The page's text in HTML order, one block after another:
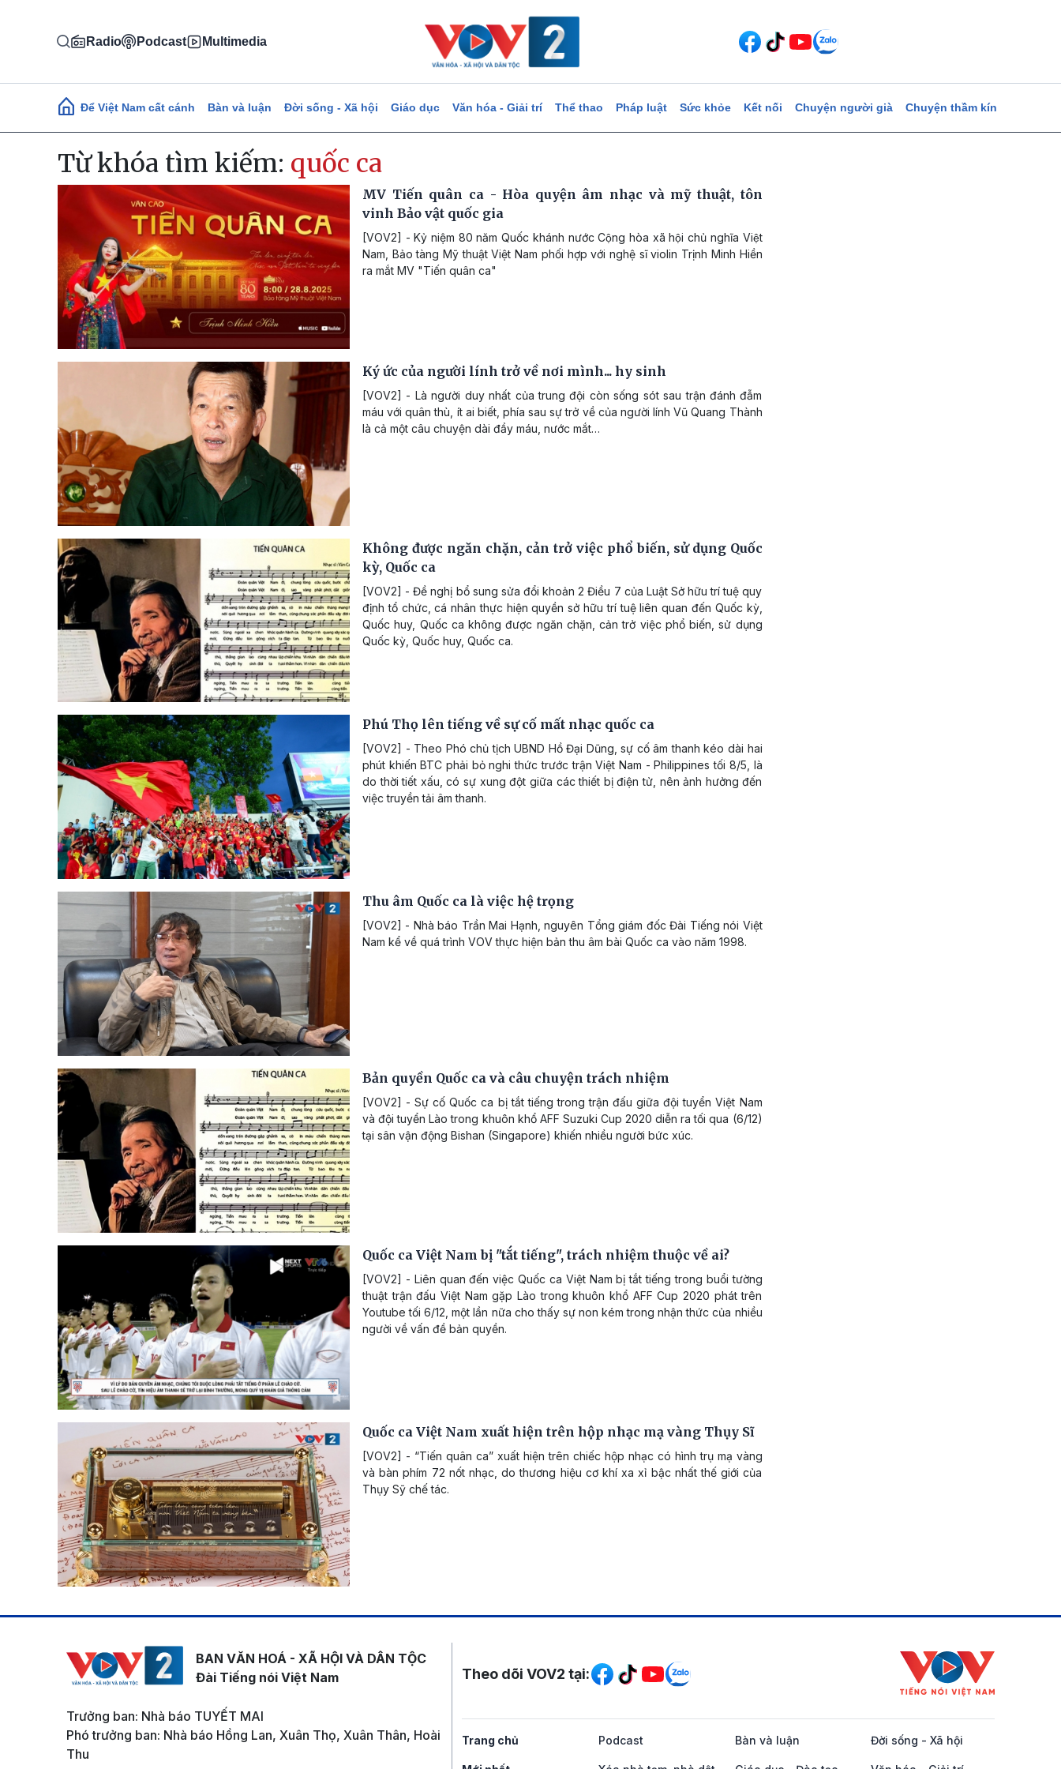
Radio Podcast Multimedia
Main navigation
Để Việt Nam cất cánh Bàn và luận Đời sống - Xã hội Giáo dục Văn hóa - Giải trí Thể thao Pháp luật Sức khỏe Kết nối Chuyện người già Chuyện thầm kín
Từ khóa tìm kiếm: quốc ca
MV Tiến quân ca - Hòa quyện âm nhạc và mỹ thuật, tôn
vinh Bảo vật quốc gia
[VOV2] - Kỷ niệm 80 năm Quốc khánh nước Cộng hòa xã hội chủ nghĩa Việt
Nam, Bảo tàng Mỹ thuật Việt Nam phối hợp với nghệ sĩ violin Trịnh Minh Hiền
ra mắt MV "Tiến quân ca"
Ký ức của người lính trở về nơi mình... hy sinh
[VOV2] - Là người duy nhất của trung đội còn sống sót sau trận đánh đẫm
máu với quân thù, ít ai biết, phía sau sự trở về của người lính Vũ Quang Thành
là cả một câu chuyện dài đầy máu, nước mắt…
Không được ngăn chặn, cản trở việc phổ biến, sử dụng Quốc
kỳ, Quốc ca
[VOV2] - Đề nghị bổ sung sửa đổi khoản 2 Điều 7 của Luật Sở hữu trí tuệ quy
định tổ chức, cá nhân thực hiện quyền sở hữu trí tuệ liên quan đến Quốc kỳ,
Quốc huy, Quốc ca không được ngăn chặn, cản trở việc phổ biến, sử dụng
Quốc kỳ, Quốc huy, Quốc ca.
Phú Thọ lên tiếng về sự cố mất nhạc quốc ca
[VOV2] - Theo Phó chủ tịch UBND Hồ Đại Dũng, sự cố âm thanh kéo dài hai
phút khiến BTC phải bỏ nghi thức trước trận Việt Nam - Philippines tối 8/5, là
do thời tiết xấu, có sự xung đột giữa các thiết bị điện tử, nên ảnh hưởng đến
việc truyền tải âm thanh.
Thu âm Quốc ca là việc hệ trọng
[VOV2] - Nhà báo Trần Mai Hạnh, nguyên Tổng giám đốc Đài Tiếng nói Việt
Nam kể về quá trình VOV thực hiện bản thu âm bài Quốc ca vào năm 1998.
Bản quyền Quốc ca và câu chuyện trách nhiệm
[VOV2] - Sự cố Quốc ca bị tắt tiếng trong trận đấu giữa đội tuyển Việt Nam
và đội tuyển Lào trong khuôn khổ AFF Suzuki Cup 2020 diễn ra tối qua (6/12)
tại sân vận động Bishan (Singapore) khiến nhiều người bức xúc.
Quốc ca Việt Nam bị "tắt tiếng", trách nhiệm thuộc về ai?
[VOV2] - Liên quan đến việc Quốc ca Việt Nam bị tắt tiếng trong buổi tường
thuật trận đấu Việt Nam gặp Lào trong khuôn khổ AFF Cup 2020 phát trên
Youtube tối 6/12, một lần nữa cho thấy sự non kém trong nhận thức của nhiều
người về vấn đề bản quyền.
Quốc ca Việt Nam xuất hiện trên hộp nhạc mạ vàng Thụy Sĩ
[VOV2] - “Tiến quân ca” xuất hiện trên chiếc hộp nhạc có hình trụ mạ vàng
và bàn phím 72 nốt nhạc, do thương hiệu cơ khí xa xỉ bậc nhất thế giới của
Thụy Sỹ chế tác.
BAN VĂN HOÁ - XÃ HỘI VÀ DÂN TỘC
Đài Tiếng nói Việt Nam
Trưởng ban: Nhà báo TUYẾT MAI
Phó trưởng ban: Nhà báo Hồng Lan, Xuân Thọ, Xuân Thân, Hoài
Thu
Mạng xã hội
Theo dõi VOV2 tại:
Trang chủ Podcast Bàn và luận Đời sống - Xã hội